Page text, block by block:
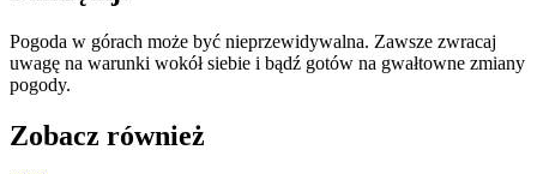
Pogoda w górach może być nieprzewidywalna. Zawsze zwracaj
uwagę na warunki wokół siebie i bądź gotów na gwałtowne zmiany
pogody.
Zobacz również